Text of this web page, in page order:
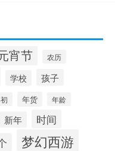
宵节 农历
学校 孩子
年货 年龄
新年 时间
梦幻西游